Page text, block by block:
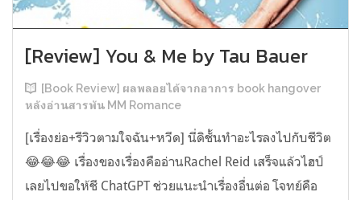
[Review] You & Me by Tau Bauer
[Book Review] ผลพลอยได้จากอาการ book hangover
หลังอ่านสารพัน MM Romance
[เรื่องย่อ+รีวิวตามใจฉัน+หวีด] นี่ดิชั้นทำอะไรลงไปกับชีวิต
😂😂😂 เรื่องของเรื่องคืออ่านRachel Reid เสร็จแล้วไฮป์
เลยไปขอให้ชี ChatGPT ช่วยแนะนำเรื่องอื่นต่อ โจทย์คือ